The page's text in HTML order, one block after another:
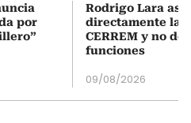
por
Rodrigo Lara
directamente la
CERREM y no
funciones
09/08/2026